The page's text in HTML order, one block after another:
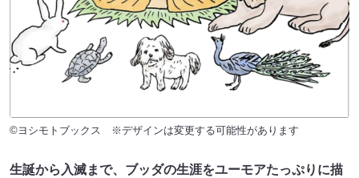
©ヨシモトブックス ※デザインは変更する可能性があります
生誕から入滅まで、ブッダの生涯をユーモアたっぷりに描